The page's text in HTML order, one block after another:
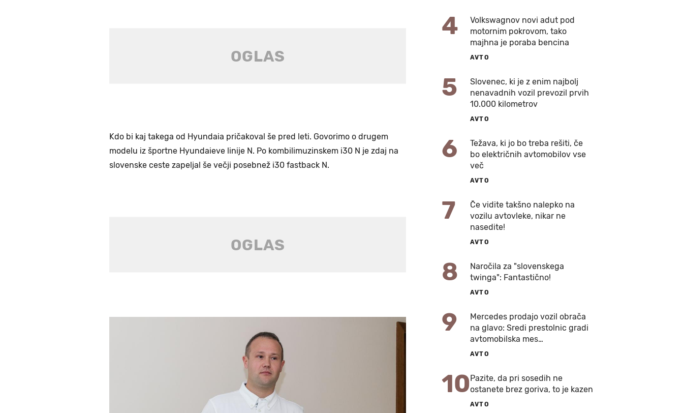
Kdo bi kaj takega od Hyundaia pričakoval še pred leti. Govorimo o drugem
modelu iz športne Hyundaieve linije N. Po kombilimuzinskem i30 N je zdaj na
slovenske ceste zapeljal še večji posebnež i30 fastback N.
4
Volkswagnov novi adut pod
motornim pokrovom, tako
majhna je poraba bencina
AVTO
5
Slovenec, ki je z enim najbolj
nenavadnih vozil prevozil prvih
10.000 kilometrov
AVTO
6
Težava, ki jo bo treba rešiti, če
bo električnih avtomobilov vse
več
AVTO
7
Če vidite takšno nalepko na
vozilu avtovleke, nikar ne
nasedite!
AVTO
8
Naročila za "slovenskega
twinga": Fantastično!
AVTO
9
Mercedes prodajo vozil obrača
na glavo: Sredi prestolnic gradi
avtomobilska mes…
AVTO
10Pazite, da pri sosedih ne
ostanete brez goriva, to je kazen
AVTO